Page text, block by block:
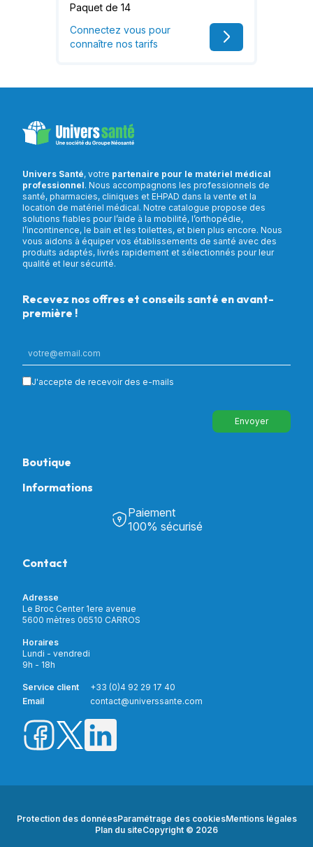
Paquet de 14
Connectez vous pour
connaître nos tarifs
Univers Santé, votre partenaire pour le matériel médical
professionnel. Nous accompagnons les professionnels de
santé, pharmacies, cliniques et EHPAD dans la vente et la
location de matériel médical. Notre catalogue propose des
solutions fiables pour l’aide à la mobilité, l’orthopédie,
l’incontinence, le bain et les toilettes, et bien plus encore. Nous
vous aidons à équiper vos établissements de santé avec des
produits adaptés, livrés rapidement et sélectionnés pour leur
qualité et leur sécurité.
Recevez nos offres et conseils santé en avant-
première !
J'accepte de recevoir des e-mails
Envoyer
Boutique
Puériculture
Incontinence
Soins & Diagnostic
Aide à la mobilité
Matériel de location
Nouveautés
Promotions
Prix barrés
Informations
Découvrir Univers Santé
Notre catalogue
Mon compte
Livraison et paiement
Paiement
100% sécurisé
Contact
Adresse
Le Broc Center 1ere avenue
5600 mètres 06510 CARROS
Horaires
Lundi - vendredi
9h - 18h
Service client
+33 (0)4 92 29 17 40
Email
contact@universsante.com
Protection des donnéesParamétrage des cookiesMentions légales
Plan du siteCopyright © 2026